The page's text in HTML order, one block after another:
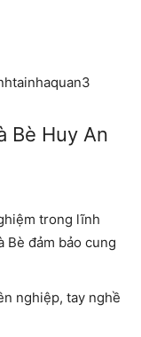
Bè Huy An
trong lĩnh
Bè đảm bảo cung
nghiệp, tay nghề